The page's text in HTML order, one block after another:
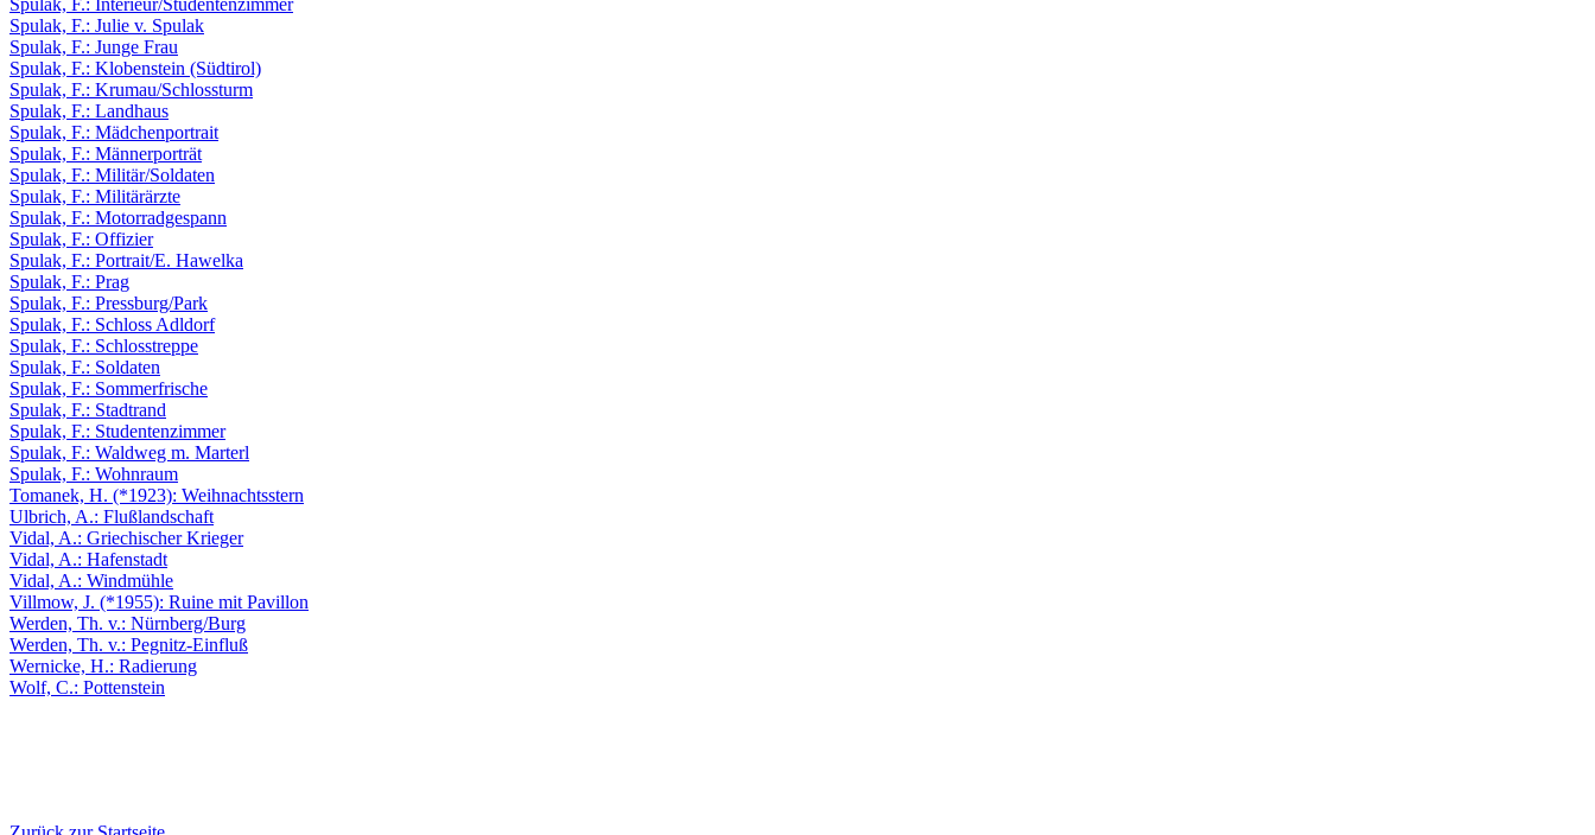
Spulak, F.: Interieur/Studentenzimmer
Spulak, F.: Julie v. Spulak
Spulak, F.: Junge Frau
Spulak, F.: Klobenstein (Südtirol)
Spulak, F.: Krumau/Schlossturm
Spulak, F.: Landhaus
Spulak, F.: Mädchenportrait
Spulak, F.: Männerporträt
Spulak, F.: Militär/Soldaten
Spulak, F.: Militärärzte
Spulak, F.: Motorradgespann
Spulak, F.: Offizier
Spulak, F.: Portrait/E. Hawelka
Spulak, F.: Prag
Spulak, F.: Pressburg/Park
Spulak, F.: Schloss Adldorf
Spulak, F.: Schlosstreppe
Spulak, F.: Soldaten
Spulak, F.: Sommerfrische
Spulak, F.: Stadtrand
Spulak, F.: Studentenzimmer
Spulak, F.: Waldweg m. Marterl
Spulak, F.: Wohnraum
Tomanek, H. (*1923): Weihnachtsstern
Ulbrich, A.: Flußlandschaft
Vidal, A.: Griechischer Krieger
Vidal, A.: Hafenstadt
Vidal, A.: Windmühle
Villmow, J. (*1955): Ruine mit Pavillon
Werden, Th. v.: Nürnberg/Burg
Werden, Th. v.: Pegnitz-Einfluß
Wernicke, H.: Radierung
Wolf, C.: Pottenstein